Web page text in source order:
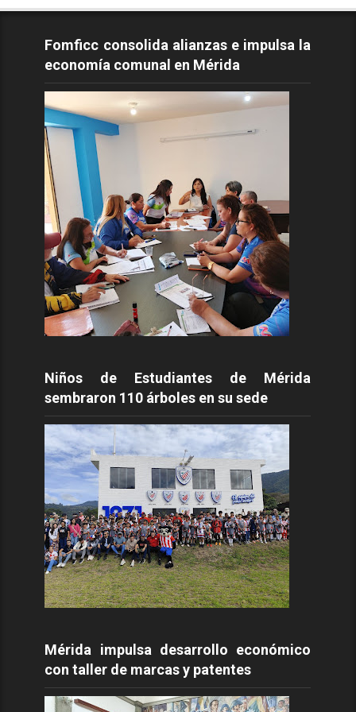
Fomficc consolida alianzas e impulsa la
economía comunal en Mérida
Niños de Estudiantes de Mérida
sembraron 110 árboles en su sede
Mérida impulsa desarrollo económico
con taller de marcas y patentes